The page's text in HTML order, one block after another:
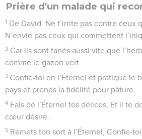
Prière d'un malade qui
1 De David. Ne t’irrite pas contre ceux
N’envie pas ceux qui commettent
2 Car ils sont fanés aussi vite que
comme le gazon vert.
3 Confie-toi en l’Éternel et pratique le
pays et prends la fidélité pour pâture.
4 Fais de l’Éternel tes délices, Et il te
cœur désire.
5 Remets ton sort à l’Éternel, Confie-